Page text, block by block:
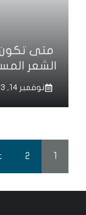
متى تكون
الشعر
نوفمبر 14, 2023
1
2